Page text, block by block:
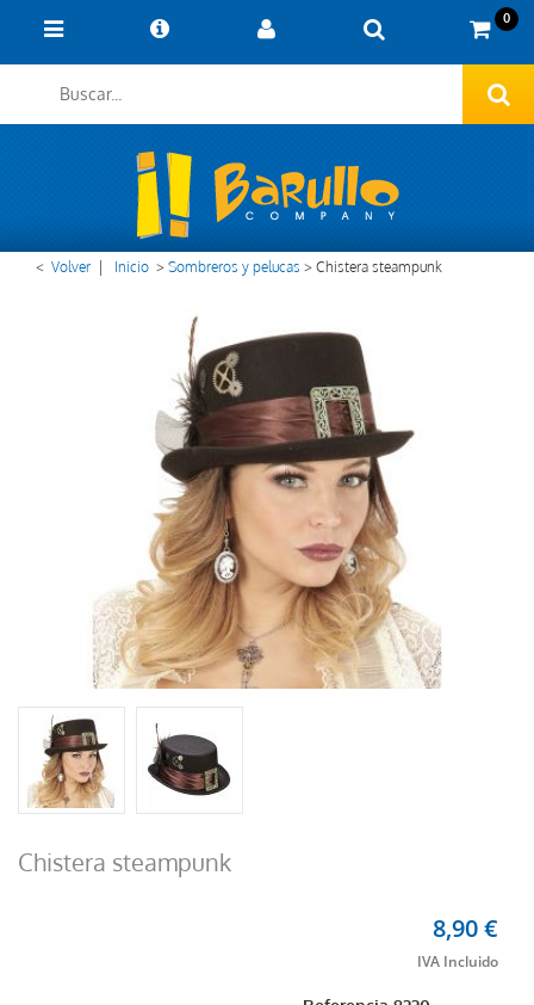
0
< Volver Inicio >Sombreros y pelucas >Chistera steampunk
Chistera steampunk
8,90 €